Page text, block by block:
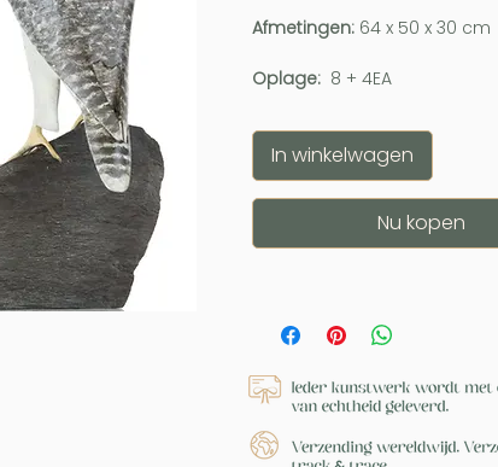
Afmetingen: 64 x 50 x 30 cm
Oplage: 8 + 4EA
In winkelwagen
Nu kopen